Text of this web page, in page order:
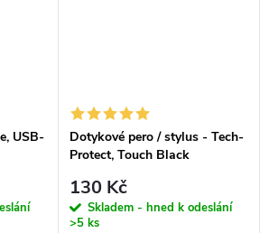
USB-
Dotykové pero / stylus - Tech-
Protect, Touch Black
130 Kč
Skladem - hned k odeslání
>5 ks